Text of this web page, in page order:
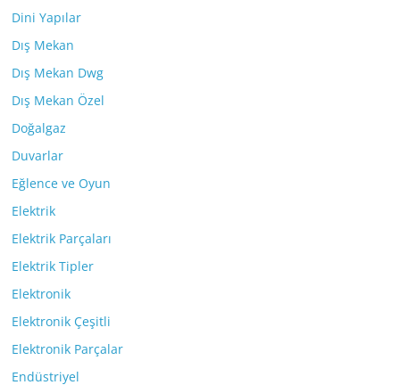
Dini Yapılar
Dış Mekan
Dış Mekan Dwg
Dış Mekan Özel
Doğalgaz
Duvarlar
Eğlence ve Oyun
Elektrik
Elektrik Parçaları
Elektrik Tipler
Elektronik
Elektronik Çeşitli
Elektronik Parçalar
Endüstriyel